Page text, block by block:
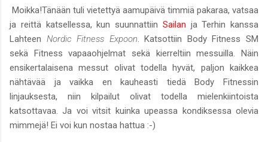
Moikka!Tänään tuli vietettyä aamupäivä timmiä pakaraa, vatsaa
ja reittä katsellessa, kun suunnattiin Sailan ja Terhin kanssa
Lahteen Nordic Fitness Expoon. Katsottiin Body Fitness SM
sekä Fitness vapaaohjelmat sekä kierreltiin messuilla. Näin
ensikertalaisena messut olivat todella hyvät, paljon kaikkea
nähtävää ja vaikka en kauheasti tiedä Body Fitnessin
linjauksesta, niin kilpailut olivat todella mielenkiintoista
katsottavaa. Ja voi vitsit kuinka upeassa kondiksessa olevia
mimmejä! Ei voi kun nostaa hattua :-)